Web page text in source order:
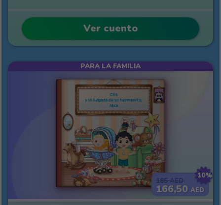
Ver cuento
10%
166,50AED
PARA LA FAMILIA